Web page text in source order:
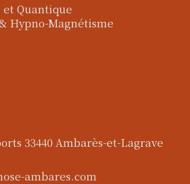
Quantique
Hypno-Magnétisme
33440 Ambarès-et-Lagrave
ambares.com